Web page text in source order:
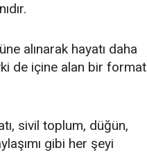
alınarak hayatı daha
de içine alan bir format
sivil toplum, düğün,
gibi her şeyi